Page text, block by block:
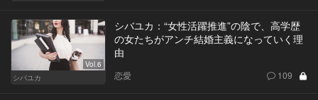
Vol.6
シバユカ
シバユカ：“女性活躍推進”の陰で、高学歴
の女たちがアンチ結婚主義になっていく理
由
恋愛 109